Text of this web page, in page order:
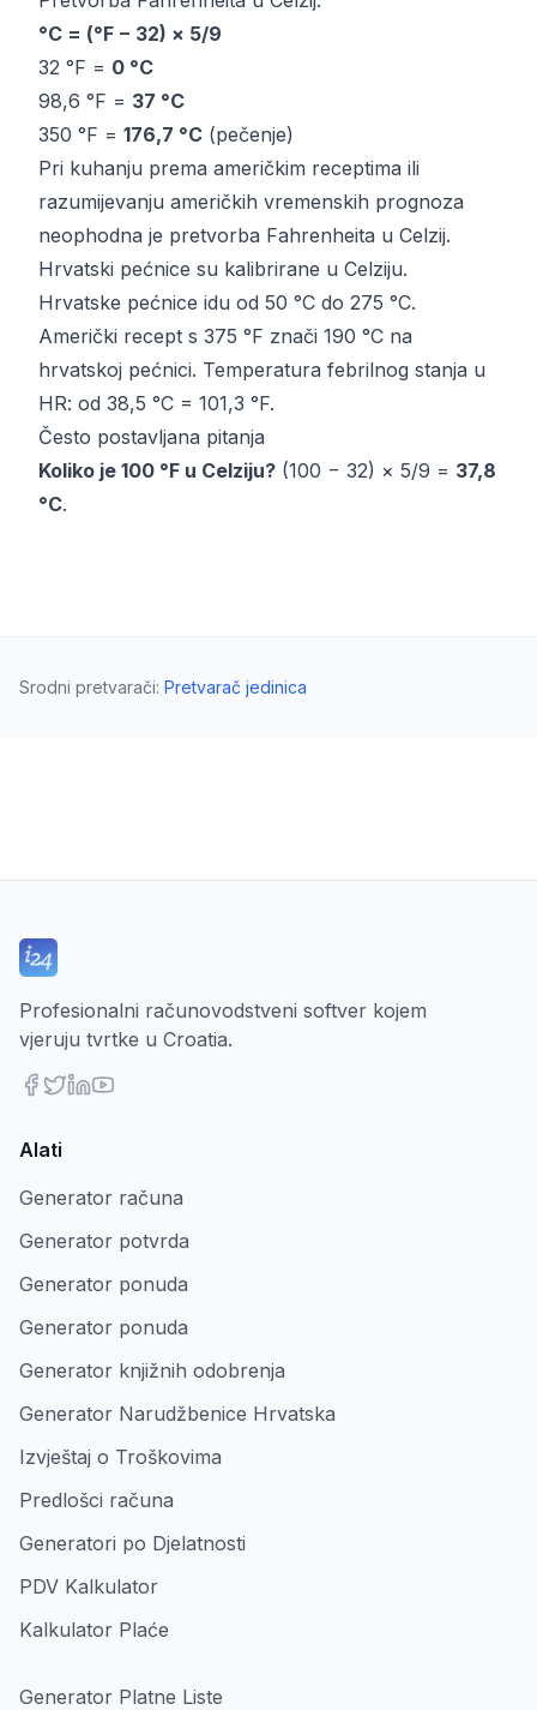
°C = (°F − 32) × 5/9
32 °F = 0 °C
98,6 °F = 37 °C
350 °F = 176,7 °C (pečenje)
Pri kuhanju prema američkim receptima ili
razumijevanju američkih vremenskih prognoza
neophodna je pretvorba Fahrenheita u Celzij.
Hrvatski pećnice su kalibrirane u Celziju.
Hrvatske pećnice idu od 50 °C do 275 °C.
Američki recept s 375 °F znači 190 °C na
hrvatskoj pećnici. Temperatura febrilnog stanja u
HR: od 38,5 °C = 101,3 °F.
Često postavljana pitanja
Koliko je 100 °F u Celziju? (100 − 32) × 5/9 = 37,8
°C.
Srodni pretvarači: Pretvarač jedinica
Profesionalni računovodstveni softver kojem
vjeruju tvrtke u Croatia.
Alati
Generator računa
Generator potvrda
Generator ponuda
Generator ponuda
Generator knjižnih odobrenja
Generator Narudžbenice Hrvatska
Izvještaj o Troškovima
Predlošci računa
Generatori po Djelatnosti
PDV Kalkulator
Kalkulator Plaće
Generator Platne Liste